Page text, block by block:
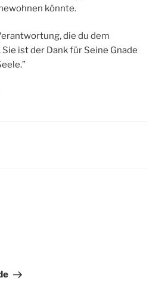
könnte.
die du dem
ist der Dank für Seine Gnade